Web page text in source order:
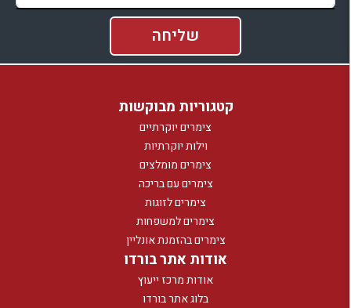
קטגוריות מבוקשות
צימרים יוקרתיים
וילות יוקרתיות
צימרים מומלצים
צימרים עם בריכה
צימרים לזוגות
צימרים למשפחות
צימרים בהזמנת אונליין
אודות אתר בורדו
אודות מרכז ייעוץ
בלוג אתר בורדו